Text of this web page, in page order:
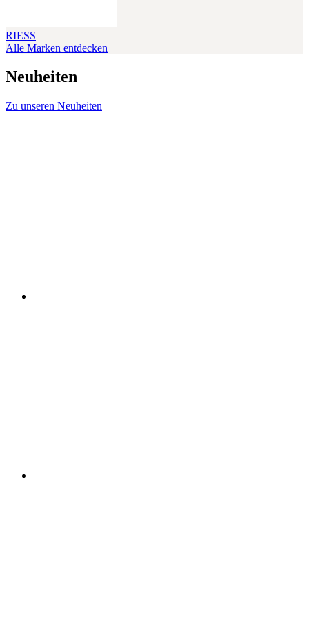
RIESS
Alle Marken entdecken
Neuheiten
Zu unseren Neuheiten